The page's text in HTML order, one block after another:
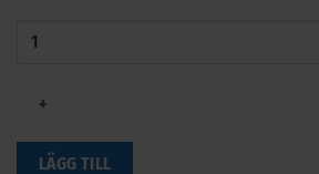
+
LÄGG TILL